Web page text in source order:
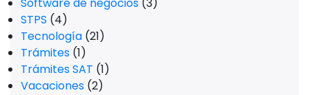
STPS (4)
Tecnología (21)
Trámites (1)
Trámites SAT (1)
Vacaciones (2)